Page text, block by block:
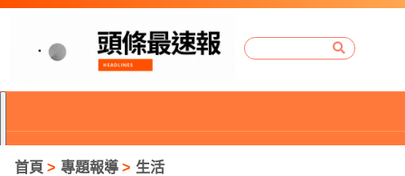
首頁 專題報導
生活